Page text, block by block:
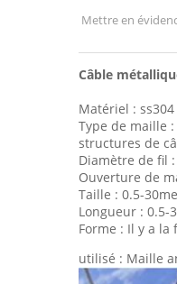
Mettre en
Câble
Matériel : ss304
Type de maille
structures de
Diamètre de fil
Ouverture de
Taille : 0.5-
Longueur : 0.5-
Forme : Il y a
utilisé : Maille